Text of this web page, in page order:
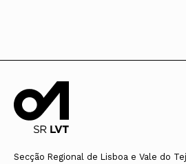
Secção Regional de Lisboa e Vale do